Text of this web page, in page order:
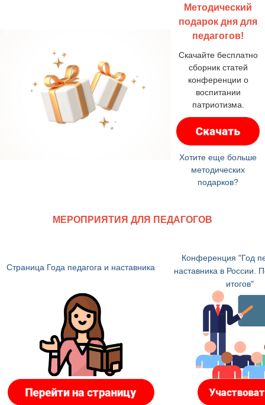
Методический
подарок дня для
педагогов!
Скачайте бесплатно
сборник статей
конференции о
воспитании
патриотизма.
Хотите еще больше
методических
подарков?
МЕРОПРИЯТИЯ ДЛЯ ПЕДАГОГОВ
Страница Года педагога и наставника
Конференция "Год
наставника в России.
итогов"